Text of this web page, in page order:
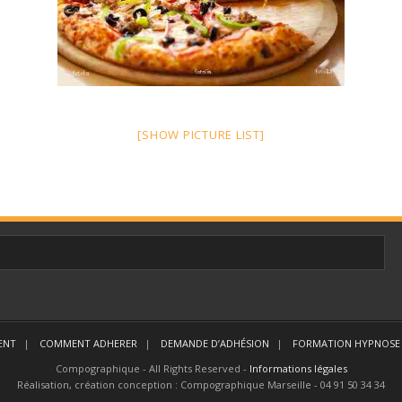
[SHOW PICTURE LIST]
COMMENT ADHERER DEMANDE D’ADHÉSION FORMATION HYPNOSE
Compographique - All Rights Reserved - Informations légales
Réalisation, création conception : Compographique Marseille - 04 91 50 34 34